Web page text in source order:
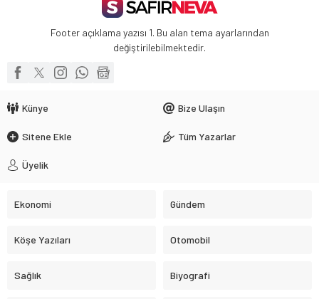
Footer açıklama yazısı 1. Bu alan tema ayarlarından
değiştirilebilmektedir.
Künye Bize Ulaşın
Sitene Ekle Tüm Yazarlar
Üyelik
Ekonomi Gündem
Köşe Yazıları Otomobil
Sağlık Biyografi